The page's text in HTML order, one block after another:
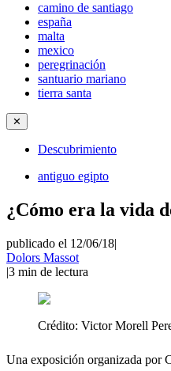
camino de santiago
españa
malta
mexico
peregrinación
santuario mariano
tierra santa
✕
Descubrimiento
antiguo egipto
¿Cómo era la vida
publicado el 12/06/18|
Dolors Massot
|3 min de lectura
Crédito: Victor Morell
Una exposición organizada por